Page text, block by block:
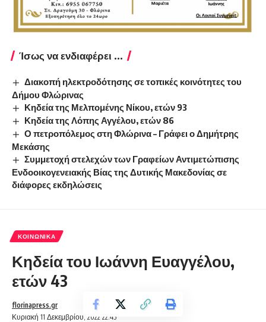
Ίσως να ενδιαφέρει ...
Διακοπή ηλεκτροδότησης σε τοπικές κοινότητες του
Δήμου Φλώρινας
Κηδεία της Μελπομένης Νίκου, ετών 93
Κηδεία της Λόπης Αγγέλου, ετών 86
Ο πετροπόλεμος στη Φλώρινα – Γράφει ο Δημήτρης
Μεκάσης
Συμμετοχή στελεχών των Γραφείων Αντιμετώπισης
Ενδοοικογενειακής Βίας της Δυτικής Μακεδονίας σε
διάφορες εκδηλώσεις
ΚΟΙΝΩΝΙΚΆ
Κηδεία του Ιωάννη Ευαγγέλου,
ετών 43
Κυριακή 11 Δεκεμβρίου, 2022 22:45
florinapress.gr